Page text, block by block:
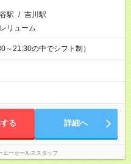
駅 / 吉川駅
リューム
～21:30の中でシフト制）
る 詳細へ
エーセールススタッフ